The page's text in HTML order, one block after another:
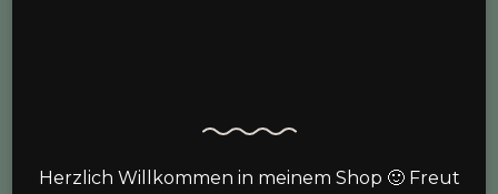
Herzlich Willkommen in meinem Shop 🙂 Freut